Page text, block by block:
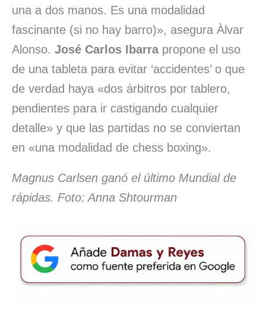
una a dos manos. Es una modalidad
fascinante (si no hay barro)», asegura Àlvar
Alonso. José Carlos Ibarrapropone el uso
de una tableta para evitar ‘accidentes’ o que
de verdad haya «dos árbitros por tablero,
pendientes para ir castigando cualquier
detalle» y que las partidas no se conviertan
en «una modalidad de chess boxing».
Magnus Carlsen ganó el último Mundial de
rápidas. Foto: Anna Shtourman